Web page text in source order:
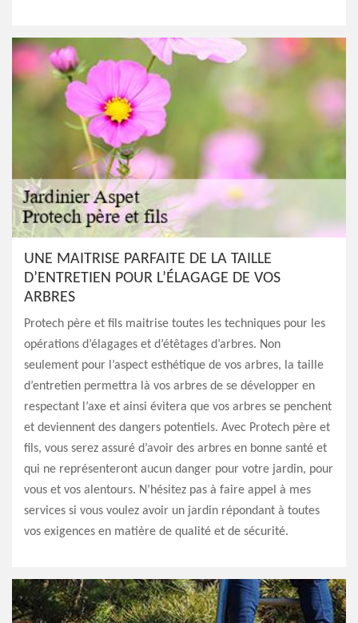
UNE MAITRISE PARFAITE DE LA TAILLE
D’ENTRETIEN POUR L’ÉLAGAGE DE VOS
ARBRES
Protech père et fils maitrise toutes les techniques pour les
opérations d’élagages et d’étêtages d’arbres. Non
seulement pour l’aspect esthétique de vos arbres, la taille
d’entretien permettra là vos arbres de se développer en
respectant l’axe et ainsi évitera que vos arbres se penchent
et deviennent des dangers potentiels. Avec Protech père et
fils, vous serez assuré d’avoir des arbres en bonne santé et
qui ne représenteront aucun danger pour votre jardin, pour
vous et vos alentours. N’hésitez pas à faire appel à mes
services si vous voulez avoir un jardin répondant à toutes
vos exigences en matière de qualité et de sécurité.